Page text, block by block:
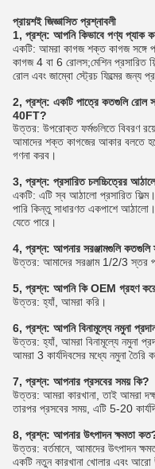
প্রায়শই জিজ্ঞাসিত প্রশ্নাবলী
1, প্রশ্ন: আপনি কিভাবে পণ্য প্যাক
একটি: আমরা কাগজ শক্ত কাগজ সঙ্গে
কাগজ 4 বা 6 রোলস;মেশিন প্রসারিত
রোল এবং জাম্বো স্ট্রেচ ফিল্মের জন্য
2, প্রশ্ন: একটি পাত্রে কতগুলি রোল
40FT?
উত্তর: উপরোক্ত ফর্মগুলিতে বিবরণ
আমাদের শক্ত কাগজের আকার বলতে
গণনা করব।
3, প্রশ্ন: প্রসারিত চলচ্চিত্রের
একটি: এটি স্ব আঠালো প্রসারিত
পারি কিন্তু সাধারণত একপাশে
যেতে পারে।
4, প্রশ্ন: আপনার সরঞ্জামগুলি কতগুলি
উত্তর: আমাদের সরঞ্জাম 1/2/3 স্তর
5, প্রশ্ন: আপনি কি OEM গ্রহণ
উত্তর: হ্যাঁ, আমরা করি।
6, প্রশ্ন: আপনি বিনামূল্যে নমুনা
উত্তর: হ্যাঁ, আমরা বিনামূল্যে নমুনা
আমরা 3 কার্যদিবসের মধ্যে নমুনা
7, প্রশ্ন: আপনার প্রসবের সময় কি?
উত্তর: আমরা কারখানা, তাই আমরা
তারপর প্রসবের সময়, এটি 5-20
8, প্রশ্ন: আপনার উৎপাদন ক্ষমতা
উত্তর: বর্তমানে, আমাদের উৎপাদন
একটি নতুন কারখানা খোলার এবং আরো